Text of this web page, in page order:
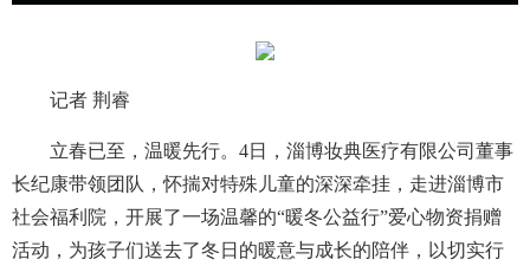
记者 荆睿
立春已至，温暖先行。4日，淄博妆典医疗有限公司董事
长纪康带领团队，怀揣对特殊儿童的深深牵挂，走进淄博市
社会福利院，开展了一场温馨的“暖冬公益行”爱心物资捐赠
活动，为孩子们送去了冬日的暖意与成长的陪伴，以切实行